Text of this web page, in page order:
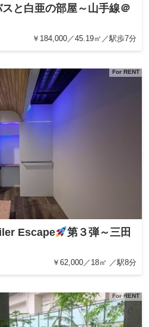
と白亜の部屋～山手線＠
￥184,000／45.19㎡／駅歩7分
For RENT
Escape
第３弾～三田
￥62,000／18㎡ ／駅8分
For RENT